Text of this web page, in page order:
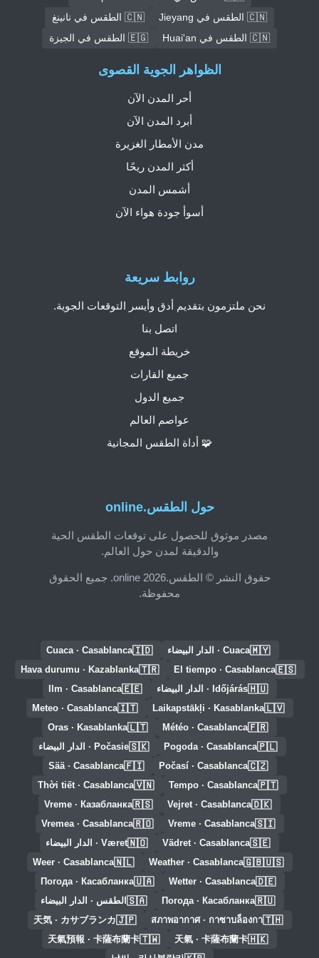
🇨🇳 الطقس في Jieyang
🇨🇳 الطقس في نانينغ
🇨🇳 الطقس في Huai'an
🇪🇬 الطقس في الجيزة
حول الطقس.online
مصدر موثوق للحصول على توقعات الطقس الحية
والدقيقة لمدن حول العالم.
حقوق النشر © الطقس.online 2026. جميع الحقوق
محفوظة.
روابط سريعة
نحن ملتزمون بتقديم أدق وأيسر التوقعات الجوية.
اتصل بنا
خريطة الموقع
جميع القارات
جميع الدول
عواصم العالم
🧩 أداة الطقس المجانية
الظواهر الجوية القصوى
أحر المدن الآن
أبرد المدن الآن
مدن الأمطار الغزيرة
أكثر المدن ريحًا
أشمس المدن
أسوأ جودة هواء الآن
🇲🇾Cuaca · الدار البيضاء 🇮🇩
Cuaca · Casablanca
🇪🇸
El tiempo · Casablanca
🇹🇷
Hava durumu · Kazablanka
🇭🇺Időjárás · الدار البيضاء 🇪🇪
Ilm · Casablanca
🇱🇻
Laikapstākļi · Kasablanka
🇮🇹
Meteo · Casablanca
🇫🇷
Météo · Casablanca
🇱🇹
Oras · Kasablanka
🇵🇱
Pogoda · Casablanca
🇸🇰Počasie · الدار البيضاء
🇨🇿
Počasí · Casablanca
🇫🇮
Sää · Casablanca
🇵🇹
Tempo · Casablanca
🇻🇳
Thời tiết · Casablanca
🇩🇰
Vejret · Casablanca
🇷🇸
Vreme · Казабланка
🇸🇮
Vreme · Casablanca
🇷🇴
Vremea · Casablanca
🇸🇪
Vädret · Casablanca
🇳🇴Været · الدار البيضاء
🇬🇧🇺🇸
Weather · Casablanca
🇳🇱
Weer · Casablanca
🇩🇪
Wetter · Casablanca
🇺🇦
Погода · Касабланка
🇷🇺
Погода · Касабланка
🇸🇦 الطقس · الدار البيضاء
🇹🇭
สภาพอากาศ · กาซาบล็องกา
🇯🇵
天気 · カサブランカ
🇭🇰
天氣 · 卡薩布蘭卡
🇹🇼
天氣預報 · 卡薩布蘭卡